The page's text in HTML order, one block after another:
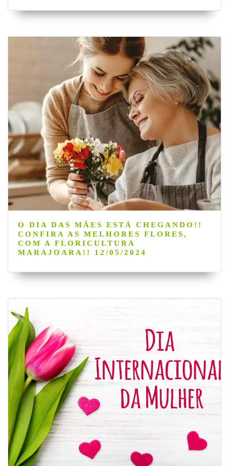
O DIA DAS MÃES ESTÁ CHEGANDO!!
CONFIRA AS MELHORES FLORES,
COM A FLORICULTURA
MARAJOARA!! 12/05/2024